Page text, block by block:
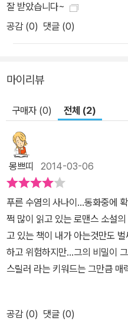
쯤 해서 그를 떠나야 했다. 만약
그를 이용하는 것밖에 되지 않기
‘이용? 이용 좀 하면 어때서? 그
‘안 돼, 결국 이 사람은 너 때문
또 다른 구석에서 이타적이고 선
않아 곧 너한테 싫증을 낼 거야.
아.’
‘그래도 혹시…….’
아니지? 지금 그는 단지 호기심
다고 착각하는 거야. 조만간 눈
고는 곧 널 창피해할 거야. 그건
‘……그래, 인정해. 하지만 문제
차라리 지금 떠나는 게 나아.’
‘그래, 말 잘 했어. 넌 떠나야 해
는 거야. 지금 네 앞에 있는 남자
잘 받았습니다~
공감 (0) 댓글 (0)
마이리뷰
구매자 (0) 전체 (2)
몽쁘띠 2014-03-06
푸른 수염의 사나이...동화중에
쩍 많이 읽고 있는 로맨스 소설
고 있는 책이 내가 아는것만도
하고 위험하지만...그의 비밀이
스릴러 라는 키워드는 그만큼 매
름을 부르며 아는척하는데 그
상황...게다가 직원의 입에서 나
공감 (0) 댓글 (0)